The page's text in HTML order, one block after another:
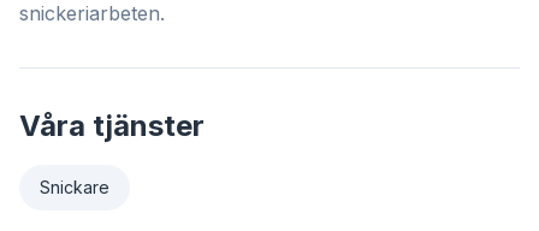
snickeriarbeten.
Våra tjänster
Snickare